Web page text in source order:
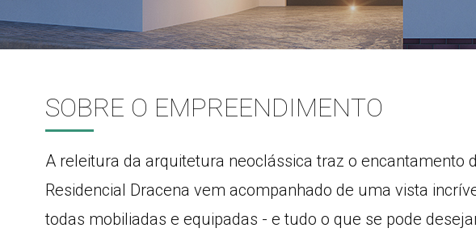
SOBRE O EMPREENDIMENTO
A releitura da arquitetura neoclássica traz o encantamento
Residencial Dracena vem acompanhado de uma vista
todas mobiliadas e equipadas - e tudo o que se pode